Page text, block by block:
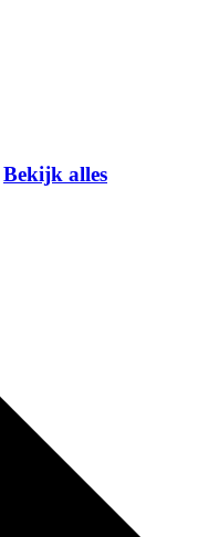
Bekijk alles